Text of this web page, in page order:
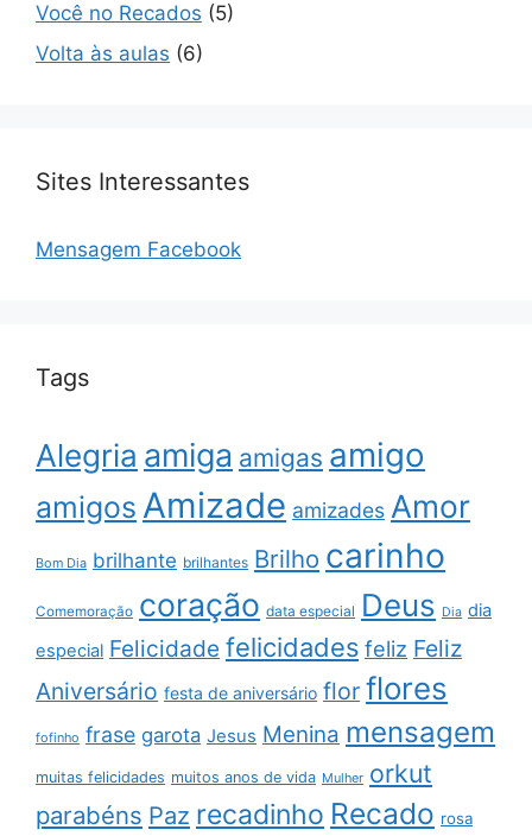
Você no Recados (5)
Volta às aulas (6)
Sites Interessantes
Mensagem Facebook
Tags
Alegria amiga amigas amigo
amigos Amizade amizades Amor
Bom Dia brilhante brilhantes Brilho carinho
Comemoração coração data especial Deus Dia dia
especial Felicidade felicidades feliz Feliz
Aniversário festa de aniversário flor flores
fofinho frase garota Jesus Menina mensagem
muitas felicidades muitos anos de vida Mulher orkut
parabéns Paz recadinho Recado rosa